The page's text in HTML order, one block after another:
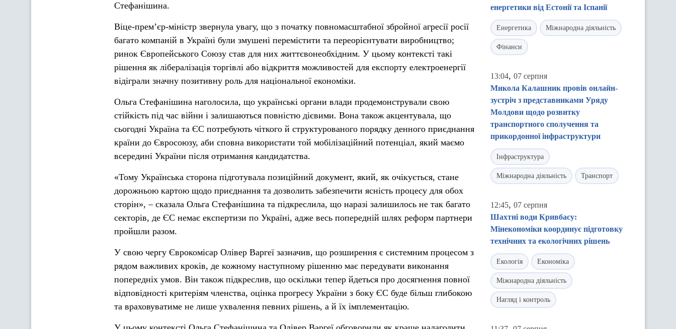
Стефанішина.
Віце-прем’єр-міністр звернула увагу, що з початку повномасштабної збройної агресії росії
багато компаній в Україні були змушені перемістити та переорієнтувати виробництво;
ринок Європейського Союзу став для них життєвонеобхідним. У цьому контексті такі
рішення як лібералізація торгівлі або відкриття можливостей для експорту електроенергії
відіграли значну позитивну роль для національної економіки.
Ольга Стефанішина наголосила, що українські органи влади продемонстрували свою
стійкість під час війни і залишаються повністю дієвими. Вона також акцентувала, що
сьогодні Україна та ЄС потребують чіткого й структурованого порядку денного приєднання
країни до Євросоюзу, аби сповна використати той мобілізаційний потенціал, який маємо
всередині України після отримання кандидатства.
«Тому Українська сторона підготувала позиційний документ, який, як очікується, стане
дорожньою картою щодо приєднання та дозволить забезпечити ясність процесу для обох
сторін», – сказала Ольга Стефанішина та підкреслила, що наразі залишилось не так багато
секторів, де ЄС немає експертизи по Україні, адже весь попередній шлях реформ партнери
пройшли разом.
У свою чергу Єврокомісар Олівер Варгеї зазначив, що розширення є системним процесом з
рядом важливих кроків, де кожному наступному рішенню має передувати виконання
попередніх умов. Він також підкреслив, що оскільки тепер йдеться про досягнення повної
відповідності критеріям членства, оцінка прогресу України з боку ЄС буде більш глибокою
та враховуватиме не лише ухвалення певних рішень, а й їх імплементацію.
енергетики від Естонії та Іспанії
Енергетика Міжнародна діяльність
Фінанси
13:04, 07 серпня
Микола Калашник провів онлайн-
зустріч з представниками Уряду
Молдови щодо розвитку
транспортного сполучення та
прикордонної інфраструктури
Інфраструктура
Міжнародна діяльність Транспорт
12:45, 07 серпня
Шахтні води Кривбасу:
Мінекономіки координує підготовку
технічних та екологічних рішень
Екологія Економіка
Міжнародна діяльність
Нагляд і контроль